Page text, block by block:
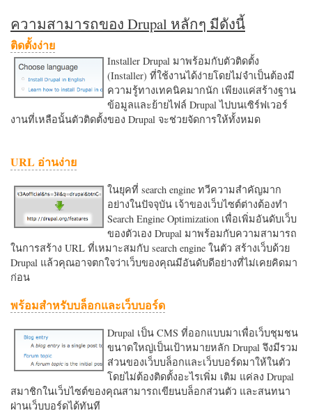
ความสามารถของ Drupal หลักๆ มีดังนี้
ติดตั้งง่าย
Installer Drupal มาพร้อมกับตัวติดตั้ง
(Installer) ที่ใช้งานได้ง่ายโดยไม่จำเป็นต้องมี
ความรู้ทางเทคนิคมากนัก เพียงแค่สร้างฐาน
ข้อมูลและย้ายไฟล์ Drupal ไปบนเซิร์ฟเวอร์
งานที่เหลือนั้นตัวติดตั้งของ Drupal จะช่วยจัดการให้ทั้งหมด
URL อ่านง่าย
ในยุคที่ search engine ทวีความสำคัญมาก
อย่างในปัจจุบัน เจ้าของเว็บไซต์ต่างต้องทำ
Search Engine Optimization เพื่อเพิ่มอันดับเว็บ
ของตัวเอง Drupal มาพร้อมกับความสามารถ
ในการสร้าง URL ที่เหมาะสมกับ search engine ในตัว สร้างเว็บด้วย
Drupal แล้วคุณอาจตกใจว่าเว็บของคุณมีอันดับดีอย่างที่ไม่เคยคิดมา
ก่อน
พร้อมสำหรับบล็อกและเว็บบอร์ด
Drupal เป็น CMS ที่ออกแบบมาเพื่อเว็บชุมชน
ขนาดใหญ่เป็นเป้าหมายหลัก Drupal จึงมีรวม
ส่วนของเว็บบล็อกและเว็บบอร์ดมาให้ในตัว
โดยไม่ต้องติดตั้งอะไรเพิ่ม เติม แค่ลง Drupal
สมาชิกในเว็บไซต์ของคุณสามารถเขียนบล็อกส่วนตัว และสนทนา
ผ่านเว็บบอร์ดได้ทันที